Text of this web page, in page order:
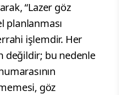
“Lazer göz
planlanması
işlemdir. Her
değildir; bu nedenle
göz